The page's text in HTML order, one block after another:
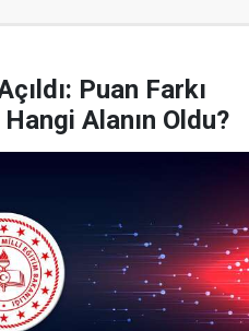
Puan Farkı
Alanın Oldu?